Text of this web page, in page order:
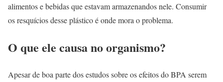
alimentos e bebidas que estavam armazenandos nele. Consumir
os resquícios desse plástico é onde mora o problema.
O que ele causa no organismo?
Apesar de boa parte dos estudos sobre os efeitos do BPA serem